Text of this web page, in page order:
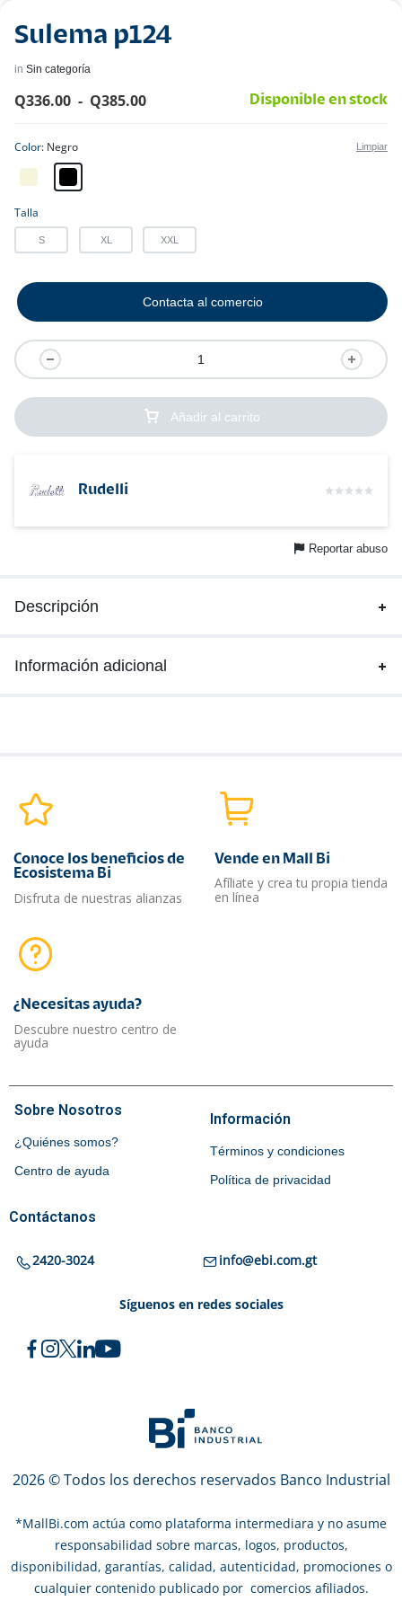
Sulema p124
in Sin categoría
Q336.00 - Q385.00 Disponible en stock
Color Negro
Talla
S XL XXL
Limpiar
Añadir al carrito
Contacta al comercio
Rudelli
Reportar abuso
Descripción
Información adicional
Conoce los beneficios de
Ecosistema Bi
Disfruta de nuestras alianzas
Vende en Mall Bi
Afíliate y crea tu propia tienda
en línea
¿Necesitas ayuda?​
Descubre nuestro centro de
ayuda
Sobre Nosotros
¿Quiénes somos?
Centro de ayuda
Información
Términos y condiciones
Política de privacidad
Contáctanos
2420-3024 info@ebi.com.gt
Síguenos en redes sociales
2026 © Todos los derechos reservados Banco Industrial
*MallBi.com actúa como plataforma intermediara y no asume
responsabilidad sobre marcas, logos, productos,
disponibilidad, garantías, calidad, autenticidad, promociones o
cualquier contenido publicado por comercios afiliados.